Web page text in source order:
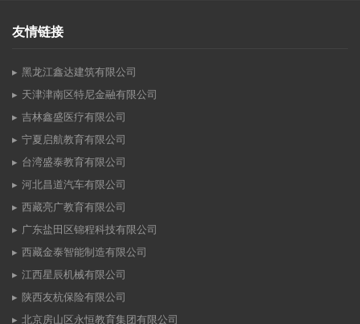
友情链接
黑龙江鑫达建筑有限公司
天津津南区特尼金融有限公司
吉林鑫盛医疗有限公司
宁夏启航教育有限公司
台湾盛泰教育有限公司
河北昌道汽车有限公司
西藏亮广教育有限公司
广东盐田区锦程科技有限公司
西藏金泰智能制造有限公司
江西星辰机械有限公司
陕西友杭保险有限公司
北京房山区永恒教育集团有限公司